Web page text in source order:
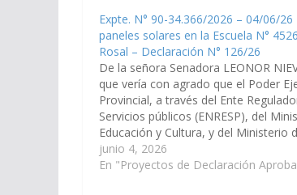
Expte. N° 90-34.366/2026 – 04/06/
paneles solares en la Escuela N°
Rosal – Declaración N° 126/26
De la señora Senadora LEONOR
que vería con agrado que el Poder
Provincial, a través del Ente
Servicios públicos (ENRESP), del
Educación y Cultura, y del Ministerio
y Minería, disponga los recursos
aumentar la potencia de energía…
junio 4, 2026
En "Proyectos de Declaración